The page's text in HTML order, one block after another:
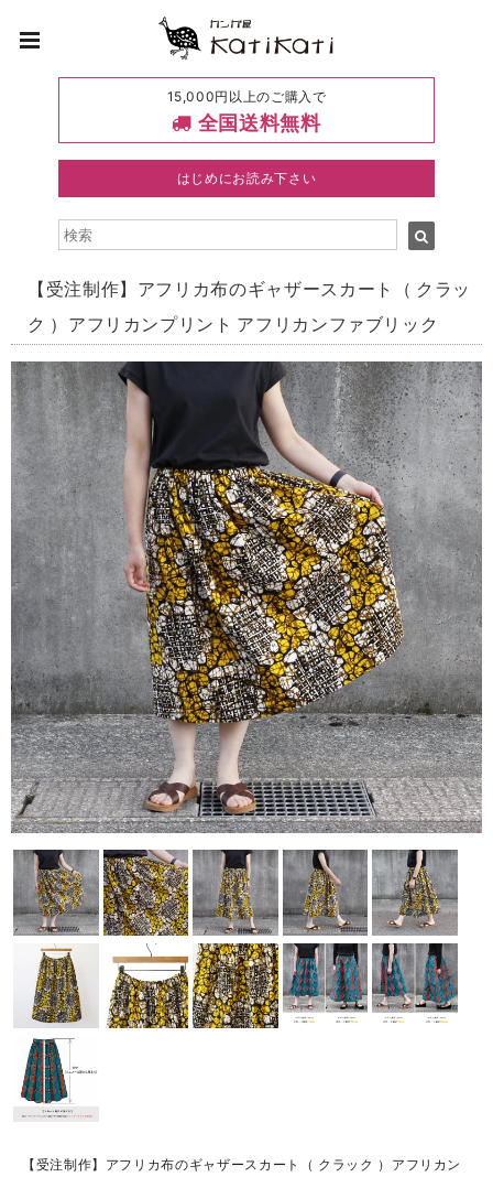
15,000円以上のご購入で
全国送料無料
はじめにお読み下さい
【受注制作】アフリカ布のギャザースカート（ クラッ
ク ）アフリカンプリント アフリカンファブリック
【受注制作】アフリカ布のギャザースカート（ クラック ）アフリカン